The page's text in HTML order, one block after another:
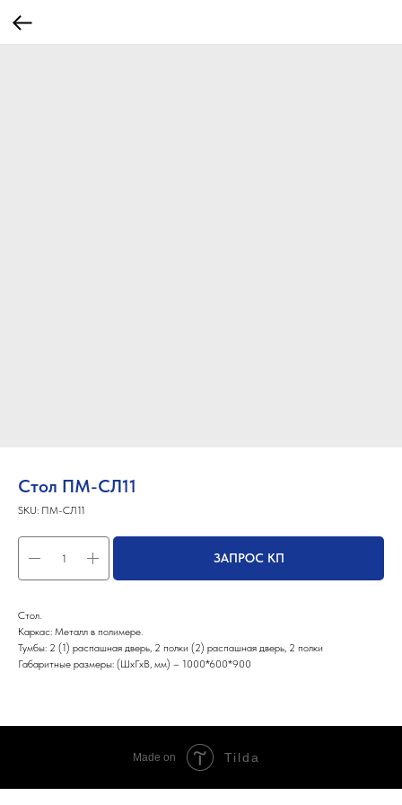
Стол ПМ-СЛ11
SKU: ПМ-СЛ11
ЗАПРОС КП
Стол.
Каркас: Металл в полимере.
Тумбы: 2 (1) распашная дверь, 2 полки (2) распашная дверь, 2 полки
Габаритные размеры: (ШхГхВ, мм) – 1000*600*900
Made on Tilda